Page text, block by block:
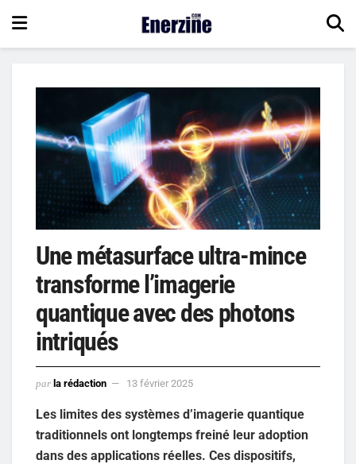
Une métasurface ultra-mince
transforme l’imagerie
quantique avec des photons
intriqués
par la rédaction 13 février 2025
Les limites des systèmes d’imagerie quantique
traditionnels ont longtemps freiné leur adoption
dans des applications réelles. Ces dispositifs,